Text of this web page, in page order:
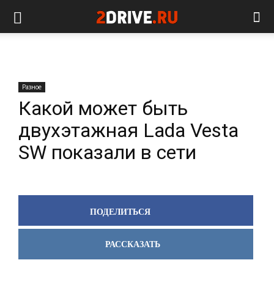
Разное
Какой может быть
двухэтажная Lada Vesta
SW показали в сети
ПОДЕЛИТЬСЯ
РАССКАЗАТЬ